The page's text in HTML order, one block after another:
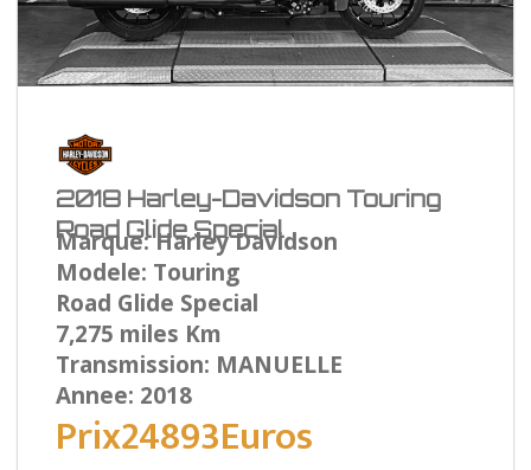
2018 Harley-Davidson Touring
Road Glide Special
Marque: Harley Davidson
Modele: Touring
Road Glide Special
7,275 miles Km
Transmission: MANUELLE
Annee: 2018
Prix24893Euros